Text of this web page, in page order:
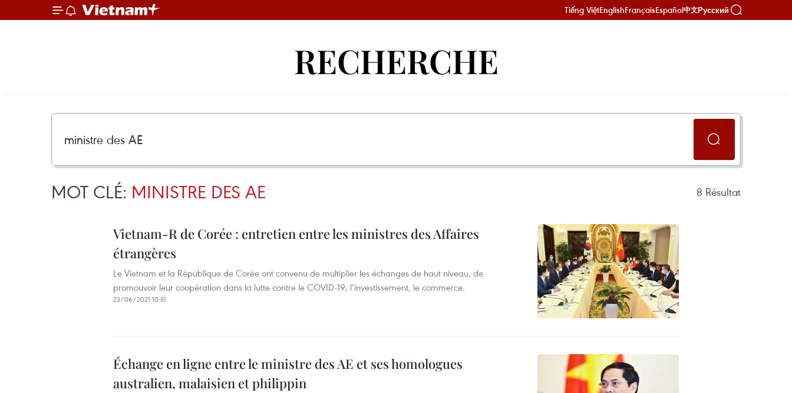
Tiếng ViệtEnglishFrançaisEspañol中文Русский
RECHERCHE
MOT CLÉ: MINISTRE DES AE 8 Résultat
Vietnam-R de Corée : entretien entre les ministres des Affaires
étrangères
Le Vietnam et la République de Corée ont convenu de multiplier les échanges de haut niveau, de
promouvoir leur coopération dans la lutte contre le COVID-19, l’investissement, le commerce.
23/06/2021 10:51
Échange en ligne entre le ministre des AE et ses homologues
australien, malaisien et philippin